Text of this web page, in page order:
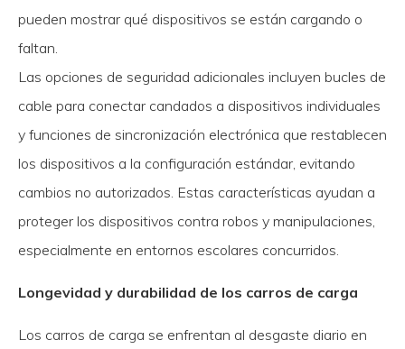
pueden mostrar qué dispositivos se están cargando o
faltan.
Las opciones de seguridad adicionales incluyen bucles de
cable para conectar candados a dispositivos individuales
y funciones de sincronización electrónica que restablecen
los dispositivos a la configuración estándar, evitando
cambios no autorizados. Estas características ayudan a
proteger los dispositivos contra robos y manipulaciones,
especialmente en entornos escolares concurridos.
Longevidad y durabilidad de los carros de carga
Los carros de carga se enfrentan al desgaste diario en